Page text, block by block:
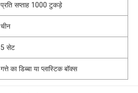
प्रति सप्ताह 1000 टुकड़े
चीन
5 सेट
गत्ते का डिब्बा या प्लास्टिक बॉक्स